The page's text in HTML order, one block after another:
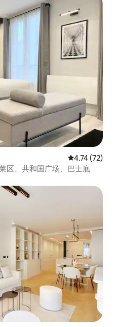
平均评分
4.74 (72)
区、共和国广场、巴士底